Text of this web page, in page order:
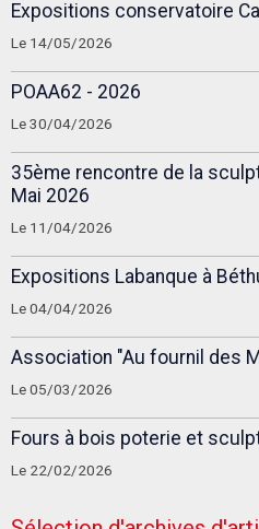
Expositions conservatoire
Le 14/05/2026
POAA62 - 2026
Le 30/04/2026
35ème rencontre de la
Mai 2026
Le 11/04/2026
Expositions Labanque à
Le 04/04/2026
Association "Au fournil des
Le 05/03/2026
Fours à bois poterie et
Le 22/02/2026